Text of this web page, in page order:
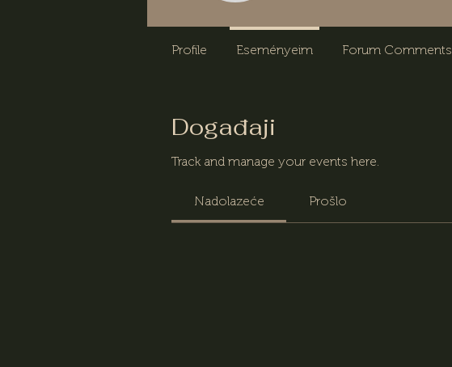
Događaji
Track and manage your events here.
Nadolazeće Prošlo
Profile Eseményeim Forum Comments